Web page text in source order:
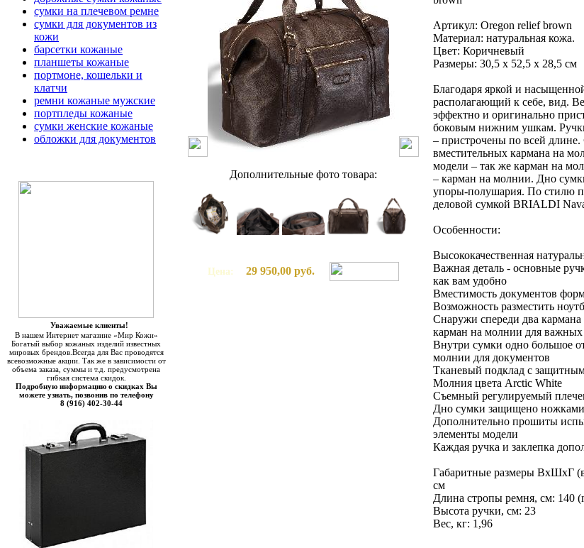
сумки на плечевом ремне
сумки для документов из
кожи
барсетки кожаные
планшеты кожаные
портмоне, кошельки и
клатчи
ремни кожаные мужские
портпледы кожаные
сумки женские кожаные
обложки для документов
Уважаемые клиенты!
В нашем Интернет магазине «Мир Кожи»
Богатый выбор кожаных изделий известных
мировых брендов.Всегда для Вас проводятся
всевозможные акции. Так же в зависимости от
объема заказа, суммы и т.д. предусмотрена
гибкая система скидок.
Подробную информацию о скидках Вы
можете узнать, позвонив по телефону
8 (916) 402-30-44
Дополнительные фото товара:
Цена: 29 950,00 руб.
Артикул: Oregon relief brown
Материал: натуральная кожа.
Цвет: Коричневый
Размеры: 30,5 х 52,5 х 28,5 см
Благодаря яркой и
располагающий к себе, вид.
эффектно и оригинально
боковым нижним ушкам.
– пристрочены по всей
вместительных кармана на
модели – так же карман на
– карман на молнии. Дно
упоры-полушария. По стилю
деловой сумкой BRIALDI
Особенности:
Высококачественная
Важная деталь - основные
как вам удобно
Вместимость документов
Возможность разместить
Снаружи спереди два
карман на молнии для важных
Внутри сумки одно большое
молнии для документов
Тканевый подклад с
Молния цвета Arctic White
Съемный регулируемый
Дно сумки защищено ножками
Дополнительно прошиты
элементы модели
Каждая ручка и заклепка
Габаритные размеры ВхШхГ
см
Длина стропы ремня, см: 140
Высота ручки, см: 23
Вес, кг: 1,96